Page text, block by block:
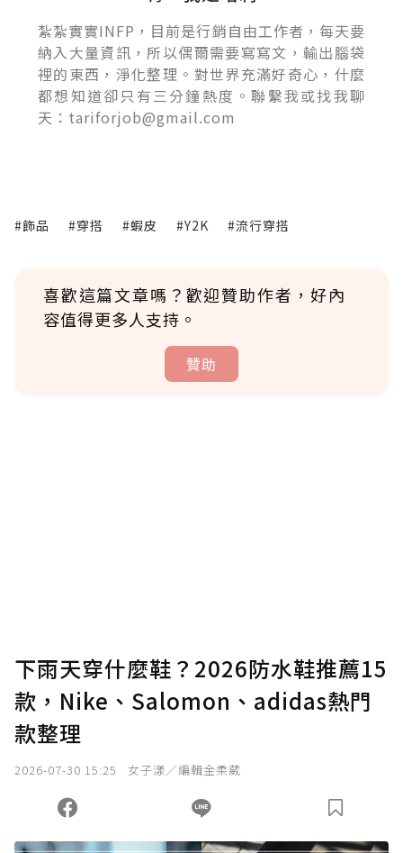
紮紮實實INFP，目前是行銷自由工作者，每天要
納入大量資訊，所以偶爾需要寫寫文，輸出腦袋
裡的東西，淨化整理。對世界充滿好奇心，什麼
都想知道卻只有三分鐘熱度。聯繫我或找我聊
天：tariforjob@gmail.com
#飾品 #穿搭 #蝦皮 #Y2K #流行穿搭
喜歡這篇文章嗎？歡迎贊助作者，好內
容值得更多人支持。
贊助
確認送出
您當前剩餘 U 利點數：0點；前往 購買點數
下雨天穿什麼鞋？2026防水鞋推薦15
款，Nike、Salomon、adidas熱門
款整理
2026-07-30 15:25 女子漾／編輯金柔葳